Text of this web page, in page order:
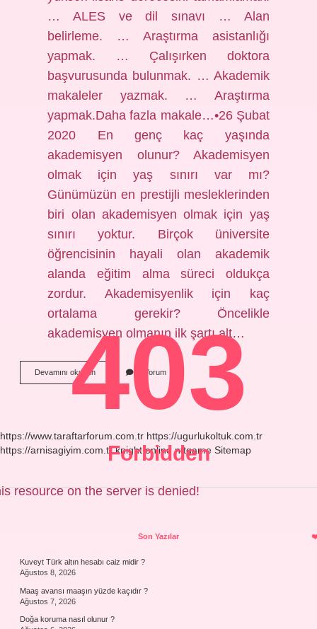
… ALES ve dil sınavı … Alan
belirleme. … Araştırma asistanlığı
yapmak. … Çalışırken doktora
başvurusunda bulunmak. … Akademik
makaleler yazmak. … Araştırma
yapmak.Daha fazla makale…•26 Şubat
2020 En genç kaç yaşında
akademisyen olunur? Akademisyen
olmak için yaş sınırı var mı?
Günümüzün en prestijli mesleklerinden
biri olan akademisyen olmak için yaş
sınırı yoktur. Birçok üniversite
öğrencisinin hayali olan akademik
alanda eğitim alma süreci oldukça
zordur. Akademisyenlik için kaç
ortalama gerekir? Öncelikle
akademisyen olmanın ilk şartı alt…
Devamını okuyunKimler
Akademisyen
Olabilir
2 Yorum
https://www.taraftarforum.com.tr https://ugurlukoltuk.com.tr
https://arnisagiyim.com.tr knight online nttgame Sitemap
Son Yazılar
Kuveyt Türk altın hesabı caiz midir ?
Ağustos 8, 2026
Maaş avansı maaşın yüzde kaçıdır ?
Ağustos 7, 2026
Doğa koruma nasıl olunur ?
403
Forbidden
resource on the server is denied!